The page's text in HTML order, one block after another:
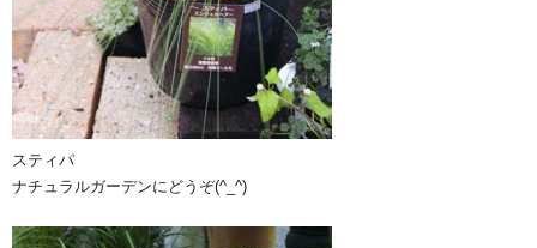
スティパ
ナチュラルガーデンにどうぞ(^_^)